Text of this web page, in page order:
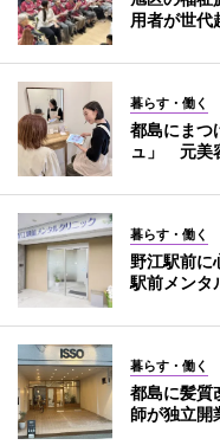
用者が世代
暮らす・働く
都島にまつ
ュ」 元美
暮らす・働く
野江駅前に
駅前メンタ
暮らす・働く
都島に髪
師が独立開